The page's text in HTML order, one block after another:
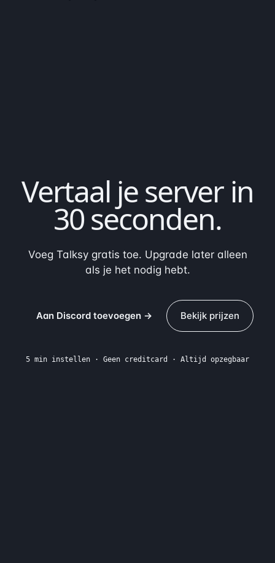
Vertaal je server in
30 seconden.
Voeg Talksy gratis toe. Upgrade later alleen
als je het nodig hebt.
Aan Discord toevoegen → Bekijk prijzen
5 min instellen · Geen creditcard · Altijd opzegbaar